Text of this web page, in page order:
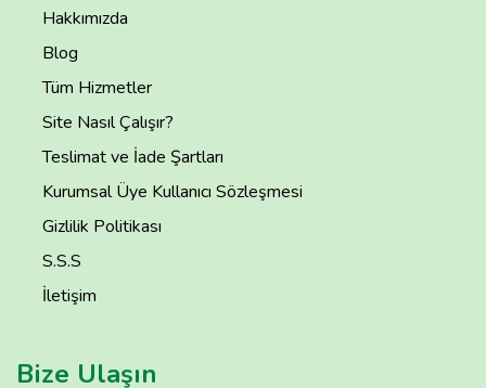
Hakkımızda
Blog
Tüm Hizmetler
Site Nasıl Çalışır?
Teslimat ve İade Şartları
Kurumsal Üye Kullanıcı Sözleşmesi
Gizlilik Politikası
S.S.S
İletişim
Bize Ulaşın